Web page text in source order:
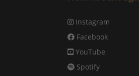
Instagram
Facebook
YouTube
Spotify